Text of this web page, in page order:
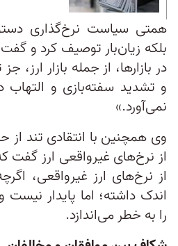
همتی سیاست نرخ‌گذاری
بلکه زیان‌بار توصیف کرد و
در بازارها، از جمله بازار ارز،
و تشدید سفته‌بازی و التهاب
نمی‌آورد.»
وی همچنین با انتقادی تند
از نرخ‌های غیرواقعی ارز گفت
از نرخ‌های ارز غیرواقعی،
اندک داشته؛ اما پایدار
را به خطر می‌اندازد.